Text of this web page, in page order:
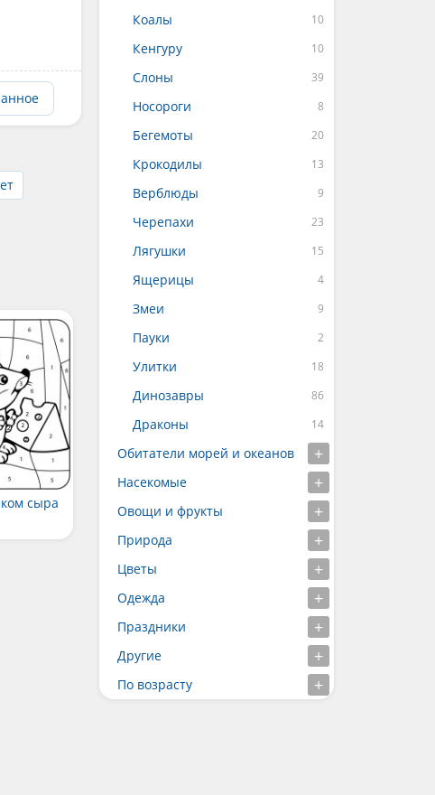
сыра
Коалы
Кенгуру
Слоны
Носороги
Бегемоты
Крокодилы
Верблюды
Черепахи
Лягушки
Ящерицы
Змеи
Пауки
Улитки
Динозавры
Драконы
Обитатели морей и океанов
Насекомые
Овощи и фрукты
Природа
Цветы
Одежда
Праздники
Другие
По возрасту